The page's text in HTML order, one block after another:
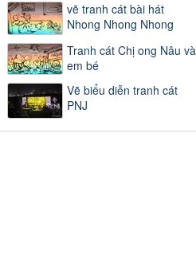
vẽ tranh cát bài hát
Nhong Nhong Nhong
Tranh cát Chị ong Nâu và
em bé
Vẽ biểu diễn tranh cát
PNJ